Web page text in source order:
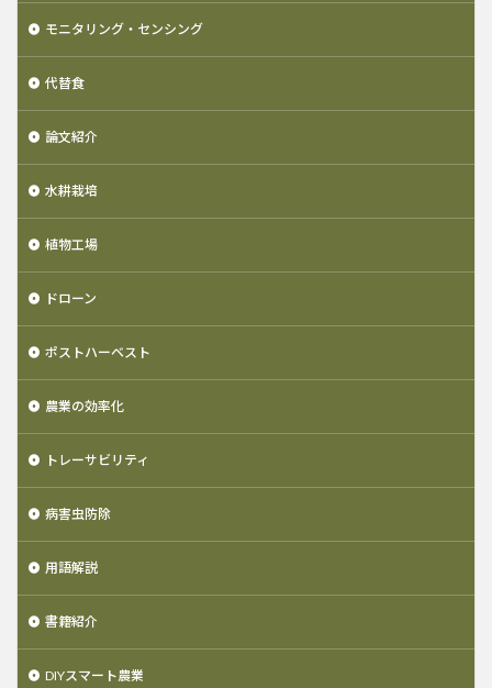
モニタリング・センシング
代替食
論文紹介
水耕栽培
植物工場
ドローン
ポストハーベスト
農業の効率化
トレーサビリティ
病害虫防除
用語解説
書籍紹介
DIYスマート農業